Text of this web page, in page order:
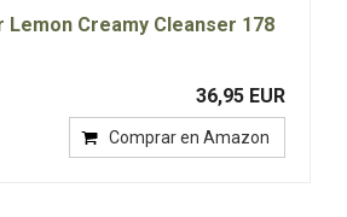
Lemon Creamy Cleanser 178
36,95 EUR
Comprar en Amazon